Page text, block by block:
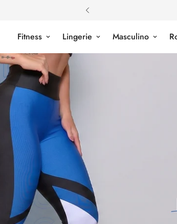
Frete
Fitness Lingerie Masculino